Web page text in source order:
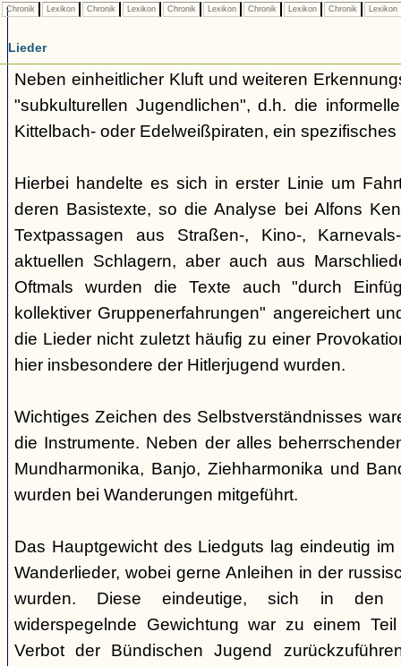
Chronik Lexikon Chronik Lexikon Chronik Lexikon Chronik Lexikon Chronik Lexikon
Lieder
Neben einheitlicher Kluft und weiteren
"subkulturellen Jugendlichen", d.h. die
Kittelbach- oder Edelweißpiraten, ein
Hierbei handelte es sich in erster Linie um
deren Basistexte, so die Analyse bei Alfons
Textpassagen aus Straßen-, Kino-,
aktuellen Schlagern, aber auch aus
Oftmals wurden die Texte auch "durch
kollektiver Gruppenerfahrungen" angereichert
die Lieder nicht zuletzt häufig zu einer
hier insbesondere der Hitlerjugend wurden.
Wichtiges Zeichen des Selbstverständnisses
die Instrumente. Neben der alles
Mundharmonika, Banjo, Ziehharmonika und
wurden bei Wanderungen mitgeführt.
Das Hauptgewicht des Liedguts lag eindeutig
Wanderlieder, wobei gerne Anleihen in der
wurden. Diese eindeutige, sich in den
widerspegelnde Gewichtung war zu einem
Verbot der Bündischen Jugend